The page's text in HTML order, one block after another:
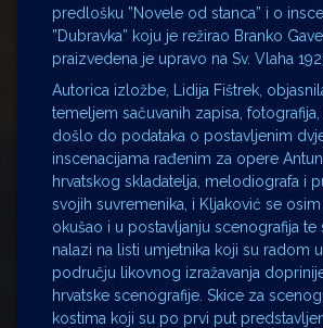
predlošku ”Novele od stanca” i o
”Dubravka” koju je režirao Branko
praizvedena je upravo na Sv. Vlaha
Autorica izložbe, Lidija Fištrek,
temeljem sačuvanih zapisa,
došlo do podataka o postavljenim
inscenacijama rađenim za opere
hrvatskog skladatelja, melodiografa i
svojih suvremenika, i Kljaković se
okušao i u postavljanju scenografija
nalazi na listi umjetnika koji su radom
području likovnog izražavanja
hrvatske scenografije. Skice za
kostima koji su po prvi put